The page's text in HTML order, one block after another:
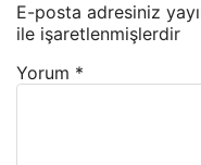
E-posta adresiniz
ile işaretlenmişlerdir
Yorum *